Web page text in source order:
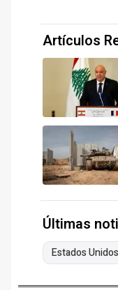
Artículos
Últimas
Estados Unidos